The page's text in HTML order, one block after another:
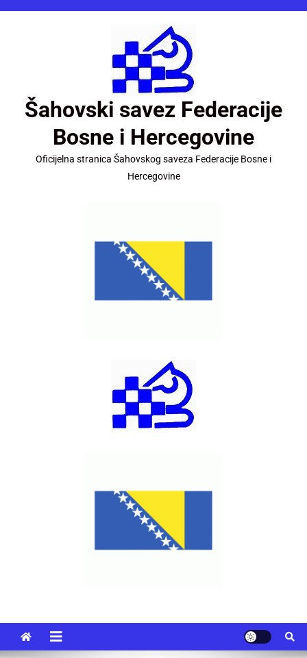
Šahovski savez Federacije
Bosne i Hercegovine
Oficijelna stranica Šahovskog saveza Federacije Bosne i
Hercegovine